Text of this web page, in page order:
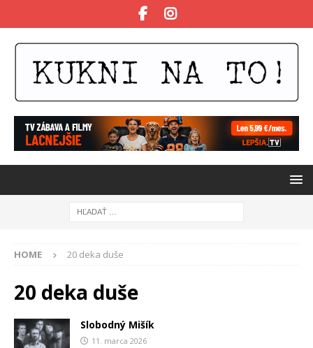
HOME 20 deka duše
20 deka duše
Slobodný Mišík
11. marca 2026